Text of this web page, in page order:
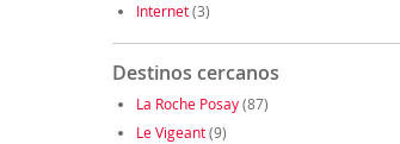
Internet(3)
Destinos cercanos
La Roche Posay(87)
Le Vigeant(9)